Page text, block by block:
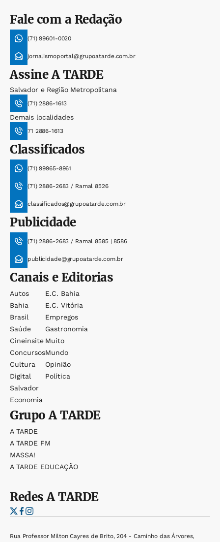
Fale com a Redação
(71) 99601-0020
jornalismoportal@grupoatarde.com.br
AssineA TARDE
Salvador e Região Metropolitana
(71) 2886-1613
Demais localidades
71 2886-1613
Classificados
(71) 99965-8961
(71) 2886-2683 / Ramal 8526
classificados@grupoatarde.com.br
Publicidade
(71) 2886-2683 / Ramal 8585 | 8586
publicidade@grupoatarde.com.br
Canais e Editorias
Autos
Bahia
Brasil
Saúde
Cineinsite
Concursos
Cultura
Digital
Salvador
Economia
E.c. Bahia
E.c. Vitória
Empregos
Gastronomia
Muito
Mundo
Opinião
Política
GrupoA TARDE
A TARDE
A TARDE FM
MASSA!
A TARDE EDUCAÇÃO
RedesA TARDE
Rua Professor Milton Cayres de Brito, 204 - Caminho das Árvores,